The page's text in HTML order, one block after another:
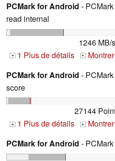
PCMark for Android -
read internal
1246 MB/s
+ 1 Plus de détails +
PCMark for Android -
score
27144
+ 1 Plus de détails +
PCMark for Android -